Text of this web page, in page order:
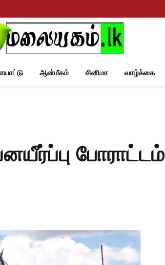
ஆன்மீகம் சினிமா வாழ்க்கை
போராட்டம்